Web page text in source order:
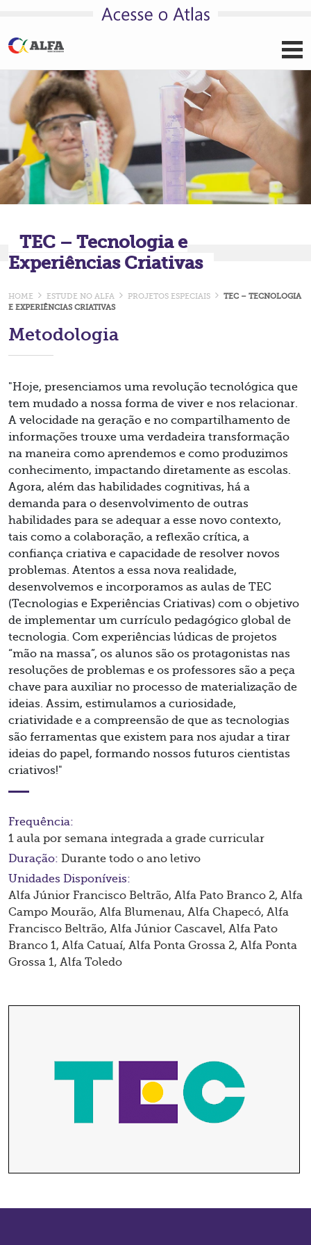
Pular para o conteúdo
TEC – Tecnologia e
Experiências Criativas
HOME ESTUDE NO ALFA PROJETOS ESPECIAIS
TEC – TECNOLOGIA
E EXPERIÊNCIAS CRIATIVAS
Metodologia
"Hoje, presenciamos uma revolução tecnológica que
tem mudado a nossa forma de viver e nos relacionar.
A velocidade na geração e no compartilhamento de
informações trouxe uma verdadeira transformação
na maneira como aprendemos e como produzimos
conhecimento, impactando diretamente as escolas.
Agora, além das habilidades cognitivas, há a
demanda para o desenvolvimento de outras
habilidades para se adequar a esse novo contexto,
tais como a colaboração, a reflexão crítica, a
confiança criativa e capacidade de resolver novos
problemas. Atentos a essa nova realidade,
desenvolvemos e incorporamos as aulas de TEC
(Tecnologias e Experiências Criativas) com o objetivo
de implementar um currículo pedagógico global de
tecnologia. Com experiências lúdicas de projetos
“mão na massa”, os alunos são os protagonistas nas
resoluções de problemas e os professores são a peça
chave para auxiliar no processo de materialização de
ideias. Assim, estimulamos a curiosidade,
criatividade e a compreensão de que as tecnologias
são ferramentas que existem para nos ajudar a tirar
ideias do papel, formando nossos futuros cientistas
criativos!"
Frequência:
1 aula por semana integrada a grade curricular
Duração: Durante todo o ano letivo
Unidades Disponíveis:
Alfa Júnior Francisco Beltrão, Alfa Pato Branco 2, Alfa
Campo Mourão, Alfa Blumenau, Alfa Chapecó, Alfa
Francisco Beltrão, Alfa Júnior Cascavel, Alfa Pato
Branco 1, Alfa Catuaí, Alfa Ponta Grossa 2, Alfa Ponta
Grossa 1, Alfa Toledo